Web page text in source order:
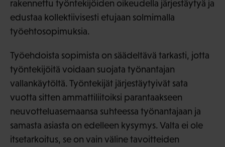
rakennettu työntekijöiden oikeudella järjestäytyä ja
edustaa kollektiivisesti etujaan solmimalla
työehtosopimuksia.
Työehdoista sopimista on säädeltävä tarkasti, jotta
työntekijöitä voidaan suojata työnantajan
vallankäytöltä. Työntekijät järjestäytyivät sata
vuotta sitten ammattiliitoiksi parantaakseen
neuvotteluasemaansa suhteessa työnantajaan ja
samasta asiasta on edelleen kysymys. Valta ei ole
itsetarkoitus, se on vain väline tavoitteiden